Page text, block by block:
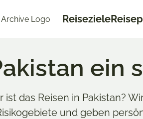
Reiseziele
ein
ist das Reisen in Pakistan?
und geben